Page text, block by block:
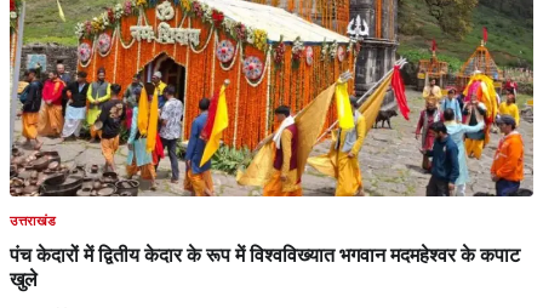
उत्तराखंड
पंच केदारों में द्वितीय केदार के रूप में विश्वविख्यात भगवान मदमहेश्वर के कपाट
खुले